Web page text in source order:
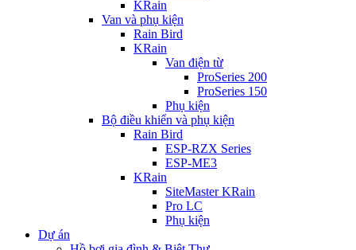
KRain
Van và phụ kiện
Rain Bird
KRain
Van điện từ
ProSeries 200
ProSeries 150
Phụ kiện
Bộ điều khiển và phụ kiện
Rain Bird
ESP-RZX Series
ESP-ME3
KRain
SiteMaster KRain
Pro LC
Phụ kiện
Dự án